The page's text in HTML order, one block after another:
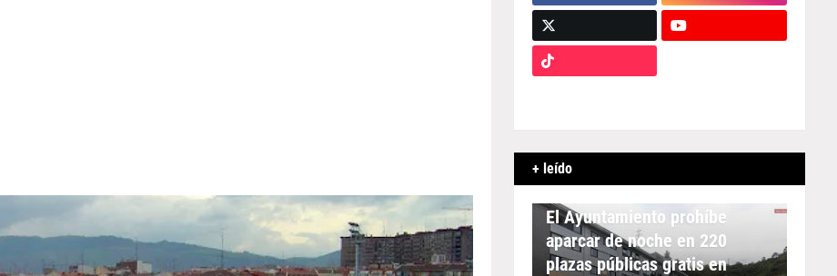
+ leído
APARCAMIENTO
El Ayuntamiento prohíbe
aparcar de noche en 220
plazas públicas gratis en